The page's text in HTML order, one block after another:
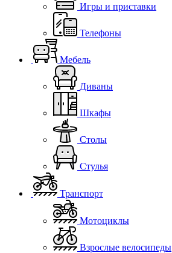
Игры и приставки
Телефоны
Мебель
Диваны
Шкафы
Столы
Стулья
Транспорт
Мотоциклы
Взрослые велосипеды